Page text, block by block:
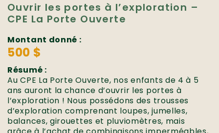
Ouvrir les portes à l’exploration –
CPE La Porte Ouverte
Montant donné :
500 $
Résumé :
Au CPE La Porte Ouverte, nos enfants de 4 à 5
ans auront la chance d’ouvrir les portes à
l’exploration ! Nous possédons des trousses
d’exploration comprenant loupes, jumelles,
balances, girouettes et pluviomètres, mais